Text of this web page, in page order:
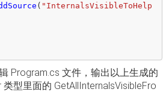
( "InternalsVisibleToHelp
Program.cs 文件，输出以上生成的
类型里面的 GetAllInternalsVisibleFro